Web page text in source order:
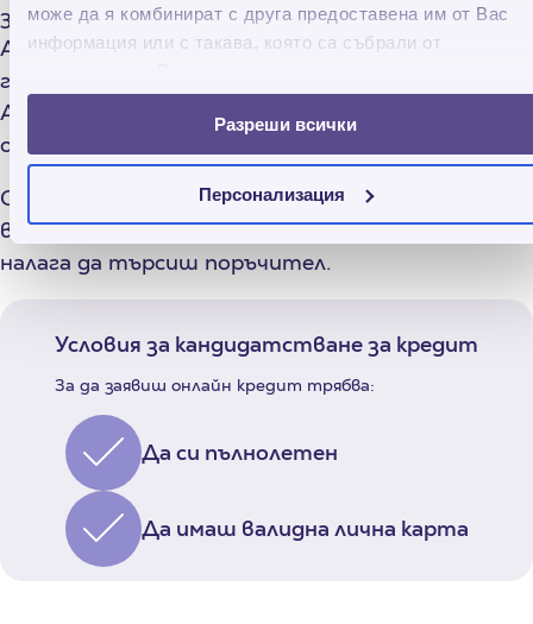
може да я комбинират с друга предоставена им от Вас
информация или с такава, която са събрали от
Разреши всички
Персонализация
заплата и трудов договор);
Ако не желаеш да търсиш поръчител, който да
гарантира за заема ти;
Ако търсиш рефинансиране на бързи кредити
от друга небанкова институция.
Credissimo предлага рефинансиране на кредит с
възможност за теглене до минути, без да се
налага да търсиш поръчител.
Условия за кандидатстване за кредит
За да заявиш онлайн кредит трябва:
Да си пълнолетен
Да имаш валидна лична карта